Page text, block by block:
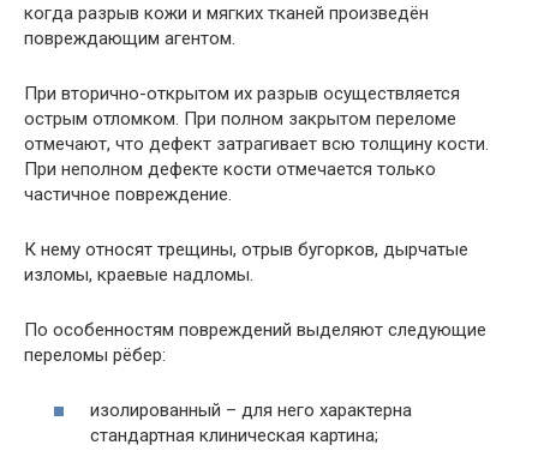
когда разрыв кожи и мягких тканей произведён
повреждающим агентом.
При вторично-открытом их разрыв осуществляется
острым отломком. При полном закрытом переломе
отмечают, что дефект затрагивает всю толщину кости.
При неполном дефекте кости отмечается только
частичное повреждение.
К нему относят трещины, отрыв бугорков, дырчатые
изломы, краевые надломы.
По особенностям повреждений выделяют следующие
переломы рёбер:
изолированный – для него характерна
стандартная клиническая картина;